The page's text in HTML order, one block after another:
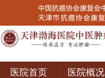
医院首页 医院概况